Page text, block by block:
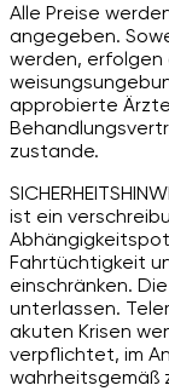
Alle Preise
angegeben.
werden, erfolgen
approbierte
zustande.
ist ein
Fahrtüchtigkeit
einschränken.
unterlassen.
akuten Krisen
verpflichtet, im
wahrheitsgemäß